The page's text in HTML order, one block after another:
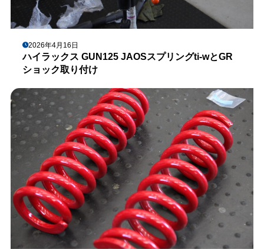
2026年4月16日
ハイラックス GUN125 JAOSスプリングti-wとGR
ショック取り付け